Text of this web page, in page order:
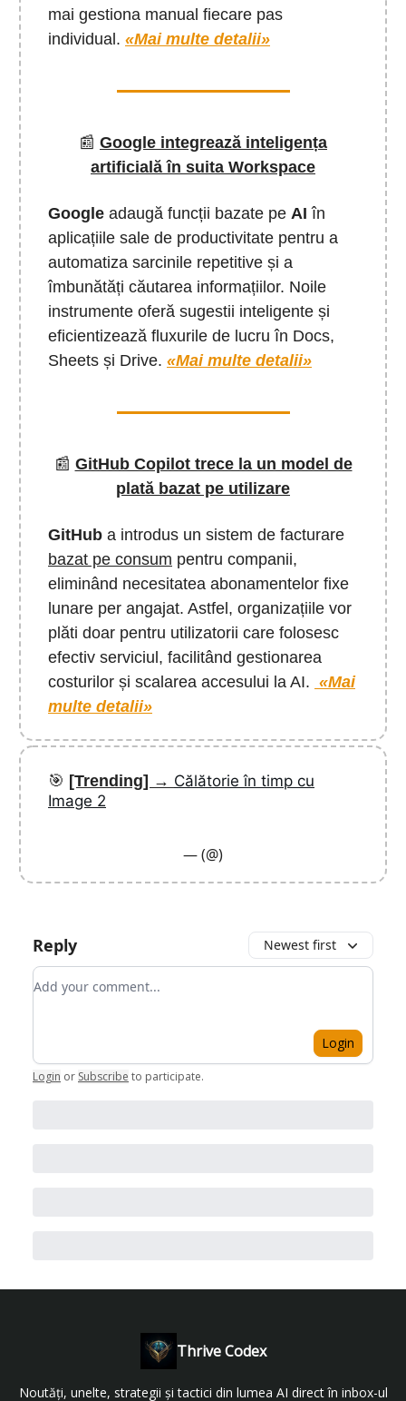
mai gestiona manual fiecare pas
individual. «Mai multe detalii»
📰 Google integrează inteligența
artificială în suita Workspace
Google adaugă funcții bazate pe AI în
aplicațiile sale de productivitate pentru a
automatiza sarcinile repetitive și a
îmbunătăți căutarea informațiilor. Noile
instrumente oferă sugestii inteligente și
eficientizează fluxurile de lucru în Docs,
Sheets și Drive. «Mai multe detalii»
📰 GitHub Copilot trece la un model de
plată bazat pe utilizare
GitHub a introdus un sistem de facturare
bazat pe consum pentru companii,
eliminând necesitatea abonamentelor fixe
lunare per angajat. Astfel, organizațiile vor
plăti doar pentru utilizatorii care folosesc
efectiv serviciul, facilitând gestionarea
costurilor și scalarea accesului la AI. «Mai
multe detalii»
🎯 [Trending] → Călătorie în timp cu
Image 2
— (@)
Reply Newest first
Add your comment
Login
Login or Subscribe to participate.
Thrive Codex
Noutăți, unelte, strategii și tactici din lumea AI direct în inbox-ul